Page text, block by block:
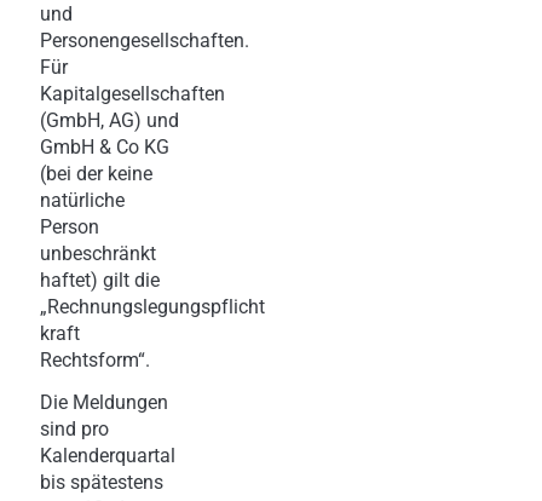
und
Personengesellschaften.
Für
Kapitalgesellschaften
(GmbH, AG) und
GmbH & Co KG
(bei der keine
natürliche
Person
unbeschränkt
haftet) gilt die
„Rechnungslegungspflicht
kraft
Rechtsform“.
Die Meldungen
sind pro
Kalenderquartal
bis spätestens